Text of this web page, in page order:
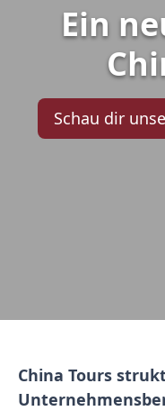
Ein
Schau dir
China Tours